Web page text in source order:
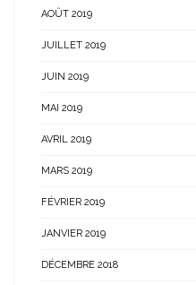
AOÛT 2019
JUILLET 2019
JUIN 2019
MAI 2019
AVRIL 2019
MARS 2019
FÉVRIER 2019
JANVIER 2019
DÉCEMBRE 2018